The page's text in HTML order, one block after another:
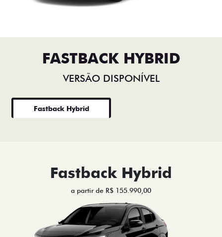
FASTBACK HYBRID
VERSÃO DISPONÍVEL
Fastback Hybrid
Fastback Hybrid
a partir de R$ 155.990,00